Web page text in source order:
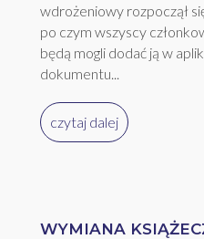
wdrożeniowy rozpoczął
po czym wszyscy
będą mogli dodać ją w
dokumentu...
czytaj dalej
WYMIANA